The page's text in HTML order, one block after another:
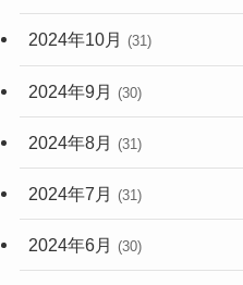
2024年10月 (31)
2024年9月 (30)
2024年8月 (31)
2024年7月 (31)
2024年6月 (30)